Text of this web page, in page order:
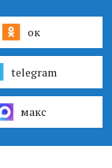
ок
telegram
макс